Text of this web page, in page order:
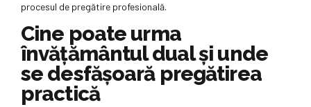
procesul de pregătire profesională.
Cine poate urma
învățământul dual și unde
se desfășoară pregătirea
practică